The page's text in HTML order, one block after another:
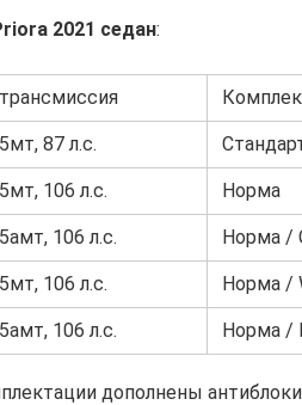
2021 седан:
87 л.с.
106 л.с. Норма
106 л.с. Норма /
106 л.с. Норма /
106 л.с. Норма /
дополнены